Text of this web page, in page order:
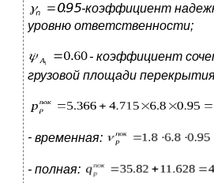
-коэффициент
уровню ответственности;
- коэффициент
грузовой площади
- временная:
- полная: